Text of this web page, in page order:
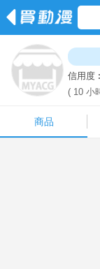
信用度
( 10 小
商品
商品